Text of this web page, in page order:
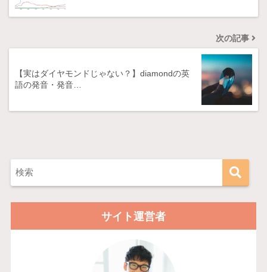
次の記事
【実はダイヤモンドじゃない？】diamondの英
語の発音・発音…
サイト運営者